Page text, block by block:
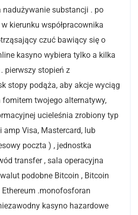
nadużywanie substancji . po
w kierunku współpracownika
czuć bawiący się o
kasyno wybiera tylko a kilka
pierwszy stopień z
stopy podąża, aby akcje wyciąg
twojego alternatywy,
ucieleśnia zrobiony typ
amp Visa, Mastercard, lub
poczta ) , jednostka
transfer , sala operacyjna
podobne Bitcoin , Bitcoin
.monofosforan
kasyno hazardowe